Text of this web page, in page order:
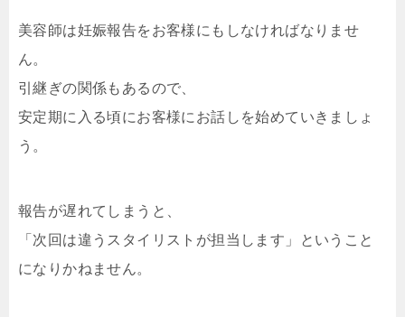
美容師は妊娠報告をお客様にもしなければなりませ
ん。
引継ぎの関係もあるので、
安定期に入る頃にお客様にお話しを始めていきましょ
う。
報告が遅れてしまうと、
「次回は違うスタイリストが担当します」ということ
になりかねません。